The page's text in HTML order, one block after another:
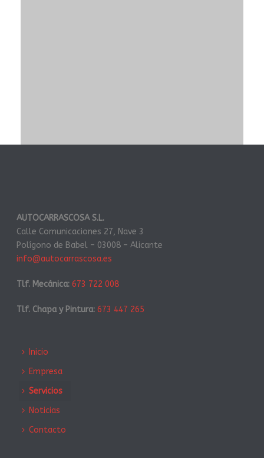
AUTOCARRASCOSA S.L.
Calle Comunicaciones 27, Nave 3
Polígono de Babel – 03008 – Alicante
info@autocarrascosa.es
Tlf. Mecánica: 673 722 008
Tlf. Chapa y Pintura: 673 447 265
Inicio
Empresa
Servicios
Noticias
Contacto